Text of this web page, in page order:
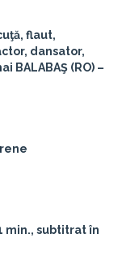
flaut,
dansator,
BALABAŞ (RO) –
min., subtitrat în